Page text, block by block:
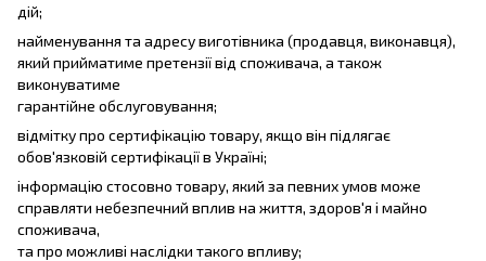
дій;
найменування та адресу виготівника (продавця, виконавця),
який прийматиме претензії від споживача, а також
виконуватиме
гарантійне обслуговування;
відмітку про сертифікацію товару, якщо він підлягає
обов'язковій сертифікації в Україні;
інформацію стосовно товару, який за певних умов може
справляти небезпечний вплив на життя, здоров'я і майно
споживача,
та про можливі наслідки такого впливу;